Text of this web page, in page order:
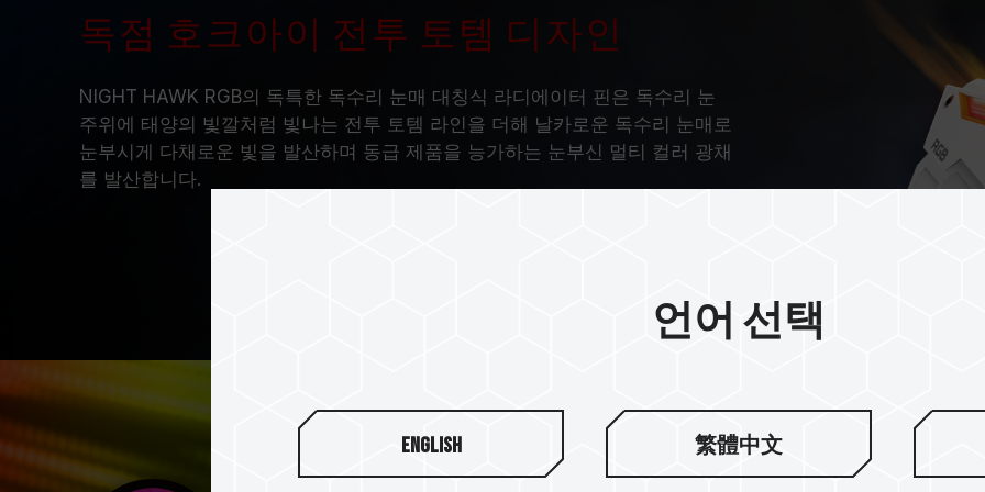
독점 호크아이 전투 토템 디자인
NIGHT HAWK RGB의 독특한 독수리 눈매 대칭식 라디에이터 핀은 독수리 눈
주위에 태양의 빛깔처럼 빛나는 전투 토템 라인을 더해 날카로운 독수리 눈매로
눈부시게 다채로운 빛을 발산하며 동급 제품을 능가하는 눈부신 멀티 컬러 광채
를 발산합니다.
언어 선택
English 繁體中文